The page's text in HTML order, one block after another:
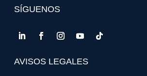
SÍGUENOS
AVISOS LEGALES